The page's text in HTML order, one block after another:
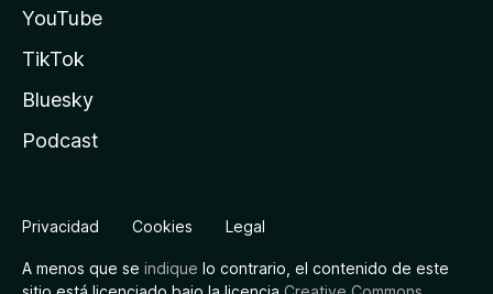
YouTube
TikTok
Bluesky
Podcast
Privacidad Cookies Legal
A menos que se indique lo contrario, el contenido de este